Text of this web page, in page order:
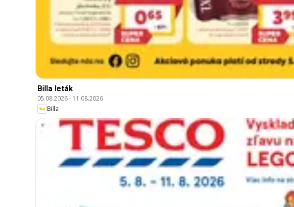
Billa leták
05.08.2026- 11.08.2026
Billa